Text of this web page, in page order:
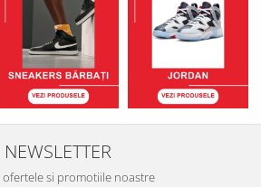
NEWSLETTER
ofertele si promotiile noastre